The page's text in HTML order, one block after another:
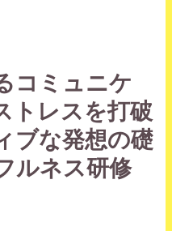
コミュニケ
トレスを打破
ブな発想の礎
ルネス研修